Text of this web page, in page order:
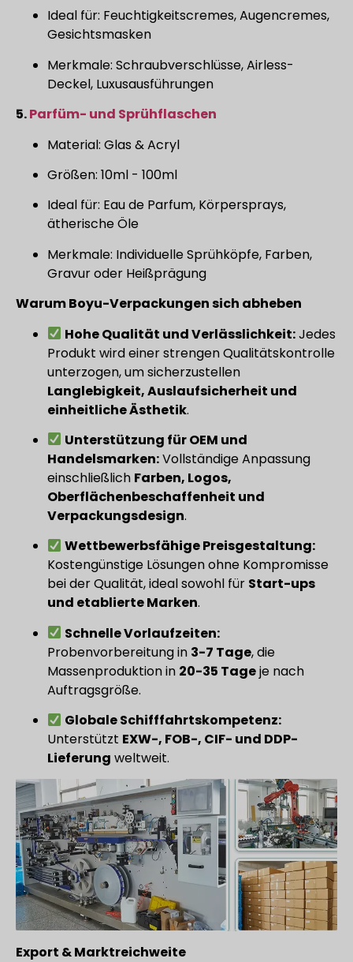
Ideal für: Feuchtigkeitscremes, Augencremes,
Gesichtsmasken
Merkmale: Schraubverschlüsse, Airless-
Deckel, Luxusausführungen
5.Parfüm- und Sprühflaschen
Material: Glas & Acryl
Größen: 10ml - 100ml
Ideal für: Eau de Parfum, Körpersprays,
ätherische Öle
Merkmale: Individuelle Sprühköpfe, Farben,
Gravur oder Heißprägung
Warum Boyu-Verpackungen sich abheben
Hohe Qualität und Verlässlichkeit:Jedes
Produkt wird einer strengen Qualitätskontrolle
unterzogen, um sicherzustellen
Langlebigkeit, Auslaufsicherheit und
einheitliche Ästhetik.
Unterstützung für OEM und
Handelsmarken:Vollständige Anpassung
einschließlich Farben, Logos,
Oberflächenbeschaffenheit und
Verpackungsdesign.
Wettbewerbsfähige Preisgestaltung:
Kostengünstige Lösungen ohne Kompromisse
bei der Qualität, ideal sowohl für Start-ups
und etablierte Marken.
Schnelle Vorlaufzeiten:
Probenvorbereitung in 3-7 Tage, die
Massenproduktion in 20-35 Tageje nach
Auftragsgröße.
Globale Schifffahrtskompetenz:
Unterstützt EXW-, FOB-, CIF- und DDP-
Lieferung weltweit.
Export & Marktreichweite